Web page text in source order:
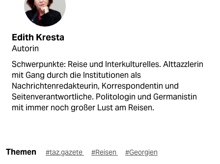
Edith Kresta
Autorin
Schwerpunkte: Reise und Interkulturelles. Alttazzlerin
mit Gang durch die Institutionen als
Nachrichtenredakteurin, Korrespondentin und
Seitenverantwortliche. Politologin und Germanistin
mit immer noch großer Lust am Reisen.
Themen #taz.gazete #Reisen #Georgien